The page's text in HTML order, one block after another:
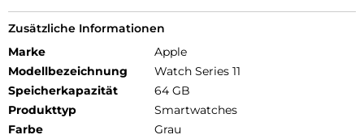
Zusätzliche Informationen
Marke
Apple
Modellbezeichnung
Watch Series 11
Speicherkapazität
64 GB
Produkttyp
Smartwatches
Farbe
Grau